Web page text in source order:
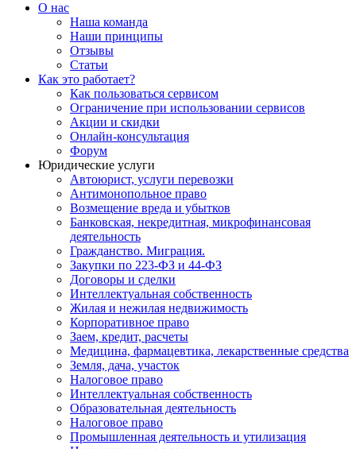
О нас
Наша команда
Наши принципы
Отзывы
Статьи
Как это работает?
Как пользоваться сервисом
Ограничение при использовании сервисов
Акции и скидки
Онлайн-консультация
Форум
Юридические услуги
Автоюрист, услуги перевозки
Антимонопольное право
Возмещение вреда и убытков
Банковская, некредитная, микрофинансовая
деятельность
Гражданство. Миграция.
Закупки по 223-ФЗ и 44-ФЗ
Договоры и сделки
Интеллектуальная собственность
Жилая и нежилая недвижимость
Корпоративное право
Заем, кредит, расчеты
Медицина, фармацевтика, лекарственные средства
Земля, дача, участок
Налоговое право
Интеллектуальная собственность
Образовательная деятельность
Налоговое право
Промышленная деятельность и утилизация